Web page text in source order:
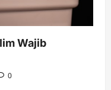
Wajib
0